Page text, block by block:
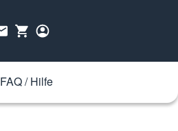
FAQ / Hilfe